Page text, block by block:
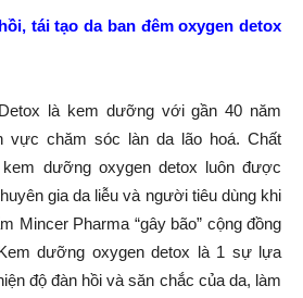
tái tạo da ban đêm oxygen detox
là kem dưỡng với gần 40 năm
vực chăm sóc làn da lão hoá. Chất
dưỡng oxygen detox luôn được
gia da liễu và người tiêu dùng khi
Mincer Pharma “gây bão” cộng đồng
dưỡng oxygen detox là 1 sự lựa
độ đàn hồi và săn chắc của da, làm